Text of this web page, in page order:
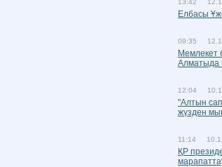
13:42
Елбасы
09:35
Мемлекет
Алматыда
12:04
"Алтын
жүзден
11:14
ҚР